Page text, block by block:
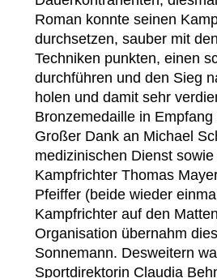
Roman konnte seinen
durchsetzen, sauber mit
Techniken punkten, einen
durchführen und den Sieg
holen und damit sehr
Bronzemedaille in Empfang
Großer Dank an Michael
medizinischen Dienst
Kampfrichter Thomas
Pfeiffer (beide wieder
Kampfrichter auf den
Organisation übernahm
Sonnemann. Desweitern
Sportdirektorin Claudia